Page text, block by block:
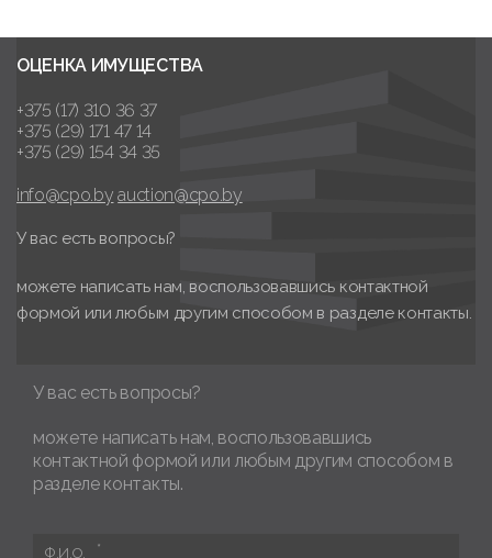
ОЦЕНКА ИМУЩЕСТВА
+375 (17) 310 36 37
+375 (29) 171 47 14
+375 (29) 154 34 35
info@cpo.by auction@cpo.by
У вас есть вопросы?
можете написать нам, воспользовавшись контактной
формой или любым другим способом в разделе контакты.
У вас есть вопросы?
можете написать нам, воспользовавшись
контактной формой или любым другим способом в
разделе контакты.
Ф.И.О.